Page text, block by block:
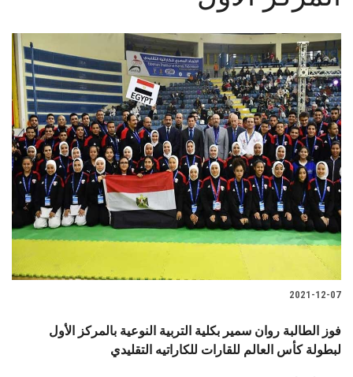
الأنظمة الذكية
الإعلام
تواصل معنا
الطلاب
هيئة التدريس
2021-12-07
فوز الطالبة روان سمير بكلية التربية النوعية بالمركز الأول
لبطولة كأس العالم للقارات للكاراتيه التقليدي